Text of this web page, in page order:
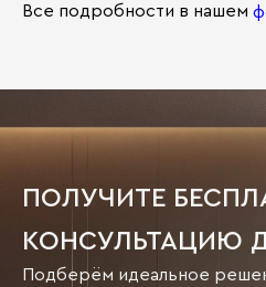
Все подробности в нашем
ПОЛУЧИТЕ
КОНСУЛЬТАЦИЮ
Подберём идеальное